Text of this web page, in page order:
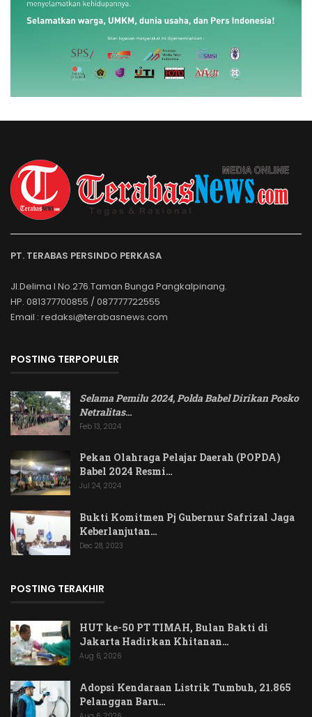
PT. TERABAS PERSINDO PERKASA
Jl.Delima I No.276.Taman Bunga Pangkalpinang.
HP. 081377700855 / 087777722555
Email : redaksi@terabasnews.com
POSTING TERPOPULER
Selama Pemilu 2024, Polda Babel Dirikan Posko
Netralitas…
Feb 13, 2024
Pekan Olahraga Pelajar Daerah (POPDA)
Babel 2024 Resmi…
Jul 24, 2024
Bukti Komitmen Pj Gubernur Safrizal Jaga
Keberlanjutan…
Dec 28, 2023
POSTING TERAKHIR
HUT ke-50 PT TIMAH, Bulan Bakti di
Jakarta Hadirkan Khitanan…
Aug 6, 2026
Adopsi Kendaraan Listrik Tumbuh, 21.865
Pelanggan Baru…